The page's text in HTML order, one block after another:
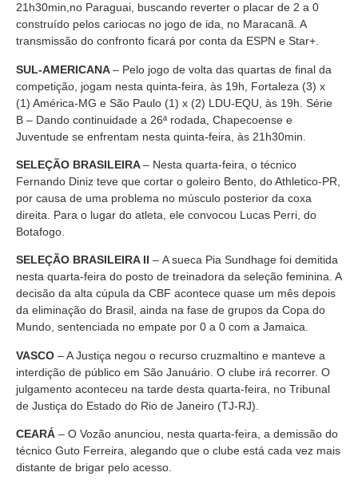
21h30min,no Paraguai, buscando reverter o placar de 2 a 0
construído pelos cariocas no jogo de ida, no Maracanã. A
transmissão do confronto ficará por conta da ESPN e Star+.
SUL-AMERICANA– Pelo jogo de volta das quartas de final da
competição, jogam nesta quinta-feira, às 19h, Fortaleza (3) x
(1) América-MG e São Paulo (1) x (2) LDU-EQU, às 19h. Série
B – Dando continuidade a 26ª rodada, Chapecoense e
Juventude se enfrentam nesta quinta-feira, às 21h30min.
SELEÇÃO BRASILEIRA– Nesta quarta-feira, o técnico
Fernando Diniz teve que cortar o goleiro Bento, do Athletico-PR,
por causa de uma problema no músculo posterior da coxa
direita. Para o lugar do atleta, ele convocou Lucas Perri, do
Botafogo.
SELEÇÃO BRASILEIRA II – A sueca Pia Sundhage foi demitida
nesta quarta-feira do posto de treinadora da seleção feminina. A
decisão da alta cúpula da CBF acontece quase um mês depois
da eliminação do Brasil, ainda na fase de grupos da Copa do
Mundo, sentenciada no empate por 0 a 0 com a Jamaica.
VASCO – A Justiça negou o recurso cruzmaltino e manteve a
interdição de público em São Januário. O clube irá recorrer. O
julgamento aconteceu na tarde desta quarta-feira, no Tribunal
de Justiça do Estado do Rio de Janeiro (TJ-RJ).
CEARÁ – O Vozão anunciou, nesta quarta-feira, a demissão do
técnico Guto Ferreira, alegando que o clube está cada vez mais
distante de brigar pelo acesso.